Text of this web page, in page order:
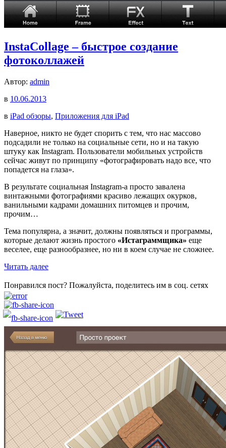
InstaCollage – быстрое создание
фотоколлажей
Автор: admin
в 10.06.2013
в iPad обзоры, Приложения для iPad
Наверное, никто не будет спорить с тем, что нас массово
подсадили не только на социальные сети, но и на такую
штуку как Instagram. Пользователи мобильных устройств
сейчас живут по принципу «фотографировать надо все, что
попадется на глаза».
В результате социальная Instagram-а просто завалена
винтажными фотографиями красиво лежащих окурков,
ванильными кадрами домашних питомцев и прочим,
прочим…
Тема популярна, а значит, должны появляться и программы,
которые делают жизнь простого «Истаграммщика» еще
веселее, еще разнообразнее, но ни в коем случае не сложнее.
Читать далее
Понравился пост? Пожалуйста, поделитесь им в соц. сетях